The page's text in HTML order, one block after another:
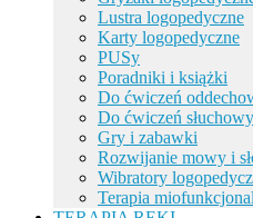
Lustra logopedyczne
Karty logopedyczne
PUSy
Poradniki i książki
Do ćwiczeń
Do ćwiczeń
Gry i zabawki
Rozwijanie mowy i
Wibratory
Terapia